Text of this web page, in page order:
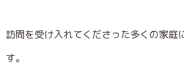
訪問を受け入れてくださった多くの家庭
す。